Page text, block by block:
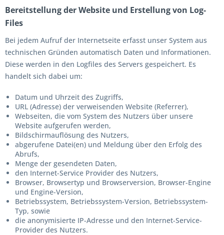
Bereitstellung der Website und Erstellung von Log-
Files
Bei jedem Aufruf der Internetseite erfasst unser System aus
technischen Gründen automatisch Daten und Informationen.
Diese werden in den Logfiles des Servers gespeichert. Es
handelt sich dabei um:
Datum und Uhrzeit des Zugriffs,
URL (Adresse) der verweisenden Website (Referrer),
Webseiten, die vom System des Nutzers über unsere
Website aufgerufen werden,
Bildschirmauflösung des Nutzers,
abgerufene Datei(en) und Meldung über den Erfolg des
Abrufs,
Menge der gesendeten Daten,
den Internet-Service Provider des Nutzers,
Browser, Browsertyp und Browserversion, Browser-Engine
und Engine-Version,
Betriebssystem, Betriebssystem-Version, Betriebssystem-
Typ, sowie
die anonymisierte IP-Adresse und den Internet-Service-
Provider des Nutzers.